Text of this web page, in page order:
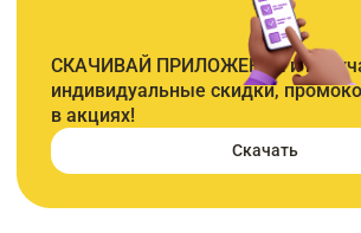
СКАЧИВАЙ ПРИЛОЖЕНИЕ и
индивидуальные скидки,
в акциях!
Скачать